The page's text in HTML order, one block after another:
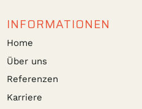
INFORMATIONEN
Home
Über uns
Referenzen
Karriere